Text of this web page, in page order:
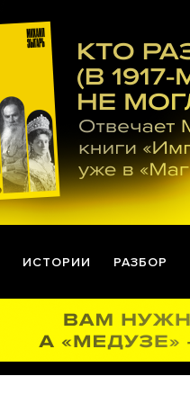
ИСТОРИИ РАЗБОР